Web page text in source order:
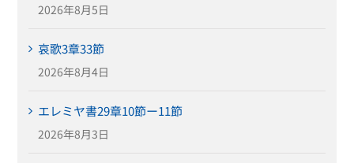
2026年8月5日
哀歌3章33節
2026年8月4日
エレミヤ書29章10節ー11節
2026年8月3日